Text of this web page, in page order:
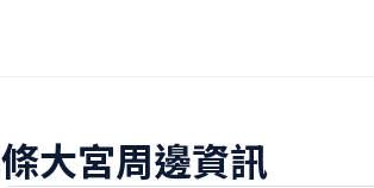
大宮周邊資訊